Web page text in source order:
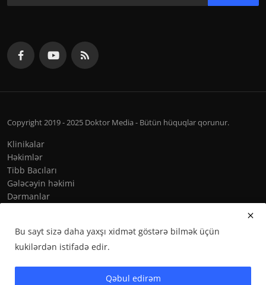
Copyright 2019 - 2025 Doktor Media - Bütün hüquqlar qorunur.
Klinikalar
Həkimlər
Tibb Bacıları
Gələcəyin həkimi
Dərmanlar
Bu sayt sizə daha yaxşı xidmət göstərə bilmək üçün
kukilərdən istifadə edir.
Qəbul edirəm